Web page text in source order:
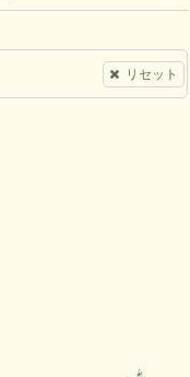
リセット